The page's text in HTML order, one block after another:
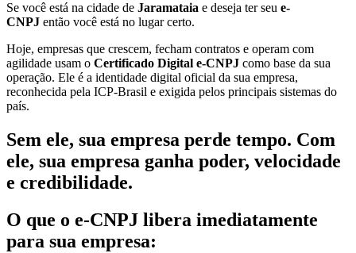
Se você está na cidade de Jaramataia e deseja ter seu e-
CNPJ então você está no lugar certo.
Hoje, empresas que crescem, fecham contratos e operam com
agilidade usam o Certificado Digital e-CNPJ como base da sua
operação. Ele é a identidade digital oficial da sua empresa,
reconhecida pela ICP-Brasil e exigida pelos principais sistemas do
país.
Sem ele, sua empresa perde tempo. Com
ele, sua empresa ganha poder, velocidade
e credibilidade.
O que o e-CNPJ libera imediatamente
para sua empresa: